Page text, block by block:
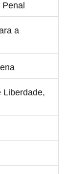
a
Liberdade,